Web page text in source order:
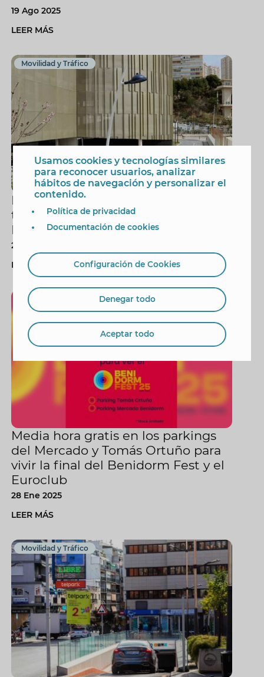
19 Ago 2025
LEER MÁS
Movilidad y Tráfico
Benidorm abrirá el 1 de julio la
totalidad del parking de la avenida
Puerto Rico
23 Jun 2025
LEER MÁS
Movilidad y Tráfico
Media hora gratis en los parkings
del Mercado y Tomás Ortuño para
vivir la final del Benidorm Fest y el
Euroclub
28 Ene 2025
LEER MÁS
Movilidad y Tráfico
Usamos cookies y tecnologías similares
para reconocer usuarios, analizar
hábitos de navegación y personalizar el
contenido.
Política de privacidad
Documentación de cookies
Configuración de Cookies
Denegar todo
Aceptar todo